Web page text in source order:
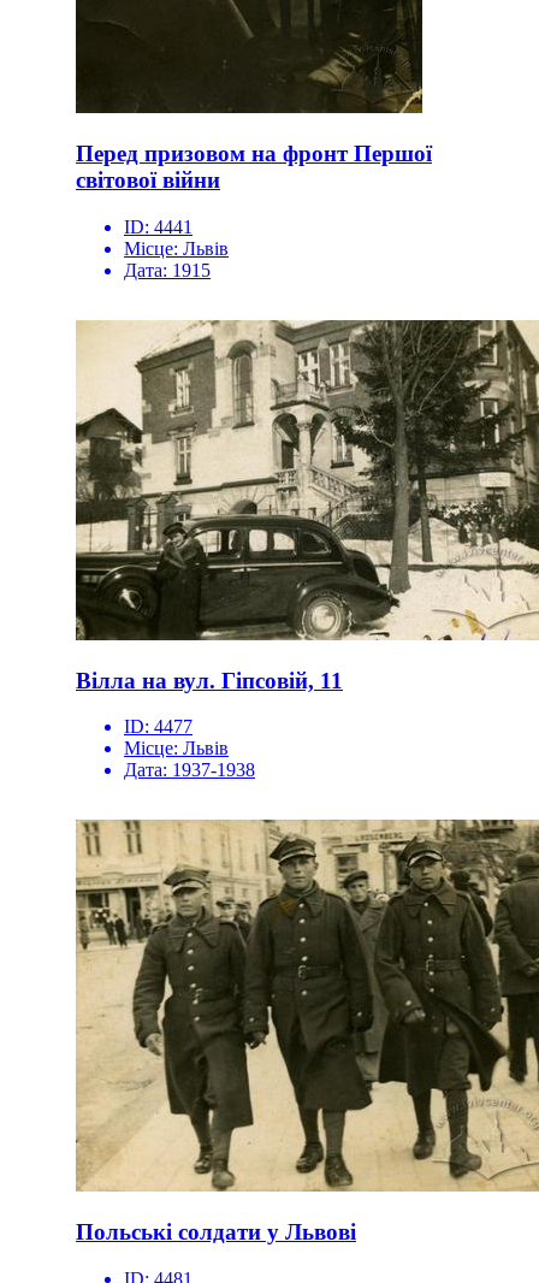
Перед призовом на фронт Першої
світової війни
ID: 4441
Місце: Львів
Дата: 1915
Вілла на вул. Гіпсовій, 11
ID: 4477
Місце: Львів
Дата: 1937-1938
Польські солдати у Львові
ID: 4481